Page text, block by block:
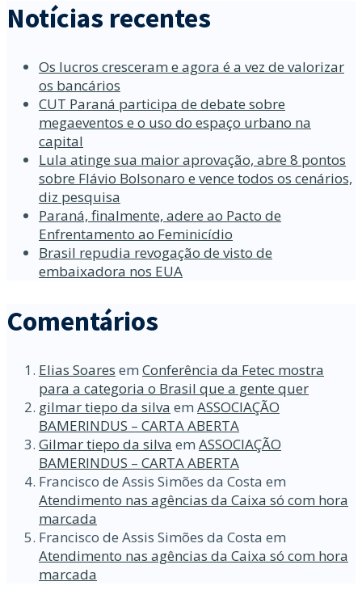
Notícias recentes
Os lucros cresceram e agora é a vez de valorizar
os bancários
CUT Paraná participa de debate sobre
megaeventos e o uso do espaço urbano na
capital
Lula atinge sua maior aprovação, abre 8 pontos
sobre Flávio Bolsonaro e vence todos os cenários,
diz pesquisa
Paraná, finalmente, adere ao Pacto de
Enfrentamento ao Feminicídio
Brasil repudia revogação de visto de
embaixadora nos EUA
Comentários
Elias Soares em Conferência da Fetec mostra
para a categoria o Brasil que a gente quer
gilmar tiepo da silva em ASSOCIAÇÃO
BAMERINDUS – CARTA ABERTA
Gilmar tiepo da silva em ASSOCIAÇÃO
BAMERINDUS – CARTA ABERTA
Francisco de Assis Simões da Costa em
Atendimento nas agências da Caixa só com hora
marcada
Francisco de Assis Simões da Costa em
Atendimento nas agências da Caixa só com hora
marcada